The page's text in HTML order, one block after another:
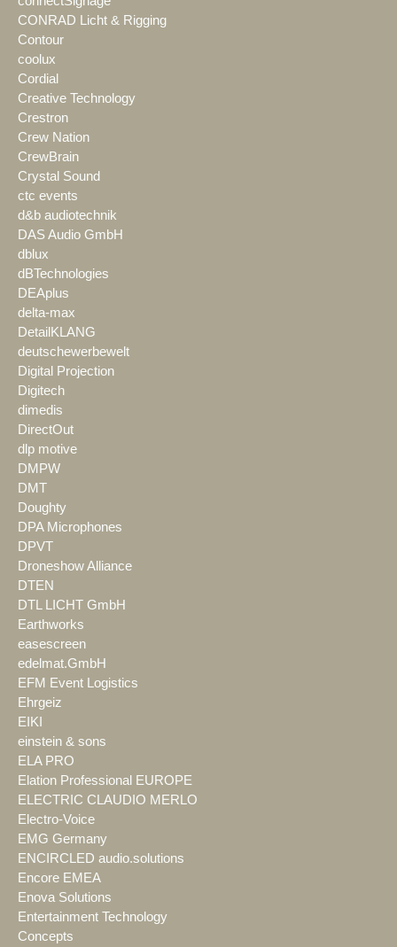
CONRAD Licht & Rigging
Contour
coolux
Cordial
Creative Technology
Crestron
Crew Nation
CrewBrain
Crystal Sound
ctc events
d&b audiotechnik
DAS Audio GmbH
dblux
dBTechnologies
DEAplus
delta-max
DetailKLANG
deutschewerbewelt
Digital Projection
Digitech
dimedis
DirectOut
dlp motive
DMPW
DMT
Doughty
DPA Microphones
DPVT
Droneshow Alliance
DTEN
DTL LICHT GmbH
Earthworks
easescreen
edelmat.GmbH
EFM Event Logistics
Ehrgeiz
EIKI
einstein & sons
ELA PRO
Elation Professional EUROPE
ELECTRIC CLAUDIO MERLO
Electro-Voice
EMG Germany
ENCIRCLED audio.solutions
Encore EMEA
Enova Solutions
Entertainment Technology
Concepts